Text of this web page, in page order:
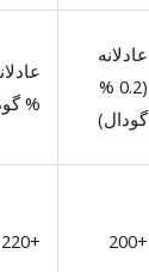
عادلانه
(0.2 %
گودال)
%
+200
+220